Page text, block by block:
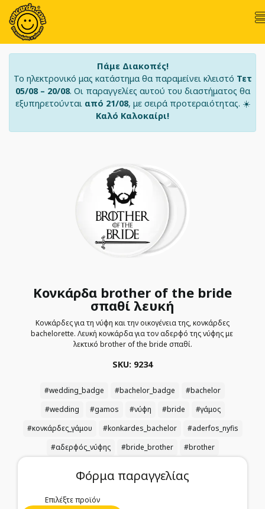
Πάμε Διακοπές!
Το ηλεκτρονικό μας κατάστημα θα παραμείνει κλειστό Τετ
05/08 – 20/08. Οι παραγγελίες αυτού του διαστήματος θα
εξυπηρετούνται από 21/08, με σειρά προτεραιότητας. ☀️
Καλό Καλοκαίρι!
Κονκάρδα brother of the bride
σπαθί λευκή
Κονκάρδες για τη νύφη και την οικογένεια της, κονκάρδες
bachelorette. Λευκή κονκάρδα για τον αδερφό της νύφης με
λεκτικό brother of the bride σπαθί.
SKU: 9234
#wedding_badge #bachelor_badge
#bachelor
#wedding
#gamos #νύφη #bride
#γάμος
#κονκάρδες_γάμου
#konkardes_bachelor
#aderfos_nyfis
#αδερφός_νύφης
#bride_brother #brother
Φόρμα παραγγελίας
Επιλέξτε προϊόν